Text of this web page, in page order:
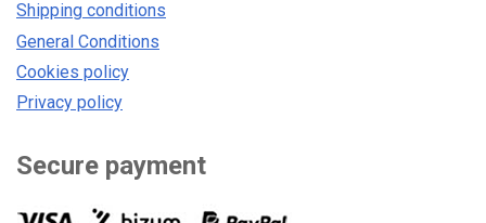
Shipping conditions
General Conditions
Cookies policy
Privacy policy
Secure payment